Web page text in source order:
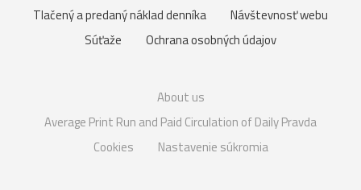
Tlačený a predaný náklad denníka
Návštevnosť webu
Súťaže
Ochrana osobných údajov
About us
Average Print Run and Paid Circulation of Daily Pravda
Cookies
Nastavenie súkromia